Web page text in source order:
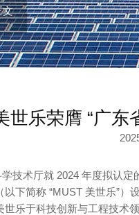
世乐荣膺 “广东
技术厅就 2024 年度拟认
下简称 “MUST 美世乐”）
乐于科技创新与工程技术